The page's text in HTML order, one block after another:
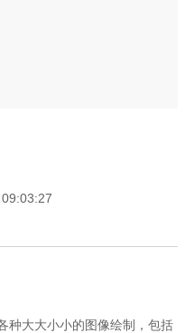
种大大小小的图像绘制，包括